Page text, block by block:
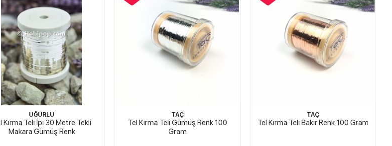
UĞURLU
Kırma Teli İpi 30 Metre Tekli
Makara Gümüş Renk
TAÇ
Tel Kırma Teli Gümüş Renk 100
Gram
TAÇ
Tel Kırma Teli Bakır Renk 100 Gram